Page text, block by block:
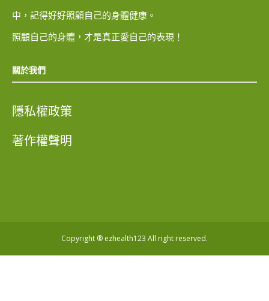
中，記得好好照顧自己的身體健康。
照顧自己的身體，才是真正愛自己的表現！
關於我們
隱私權政策
著作權聲明
Copyright ® ezhealth123 All right reserved.